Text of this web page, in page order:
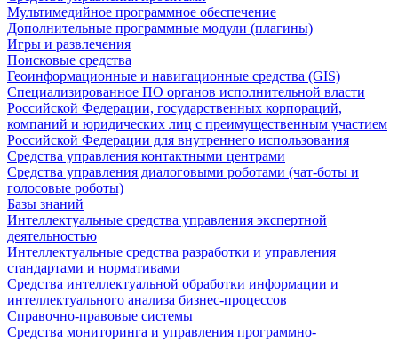
Мультимедийное программное обеспечение
Дополнительные программные модули (плагины)
Игры и развлечения
Поисковые средства
Геоинформационные и навигационные средства (GIS)
Специализированное ПО органов исполнительной власти
Российской Федерации, государственных корпораций,
компаний и юридических лиц с преимущественным участием
Российской Федерации для внутреннего использования
Средства управления контактными центрами
Средства управления диалоговыми роботами (чат-боты и
голосовые роботы)
Базы знаний
Интеллектуальные средства управления экспертной
деятельностью
Интеллектуальные средства разработки и управления
стандартами и нормативами
Средства интеллектуальной обработки информации и
интеллектуального анализа бизнес-процессов
Справочно-правовые системы
Средства мониторинга и управления программно-